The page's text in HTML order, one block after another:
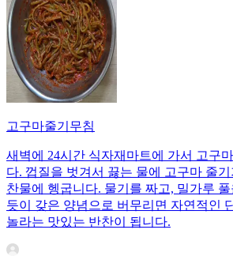
고구마줄기무침
새벽에 24시간 식자재마트에 가서 고구
다. 껍질을 벗겨서 끓는 물에 고구마 줄
찬물에 헹굽니다. 물기를 짜고, 밀가루
듯이 갖은 양념으로 버무리면 자연적인
놀라는 맛있는 반찬이 됩니다.